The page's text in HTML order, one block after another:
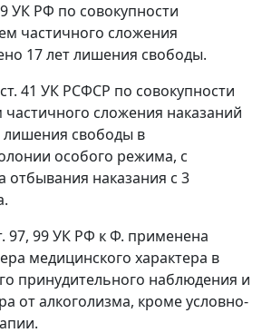
УК РФ по совокупности
частичного сложения
17 лет лишения свободы.
ст. 41 УК РСФСР по совокупности
сложения наказаний
лишения свободы в
особого режима, с
отбывания наказания с 3
97, 99УК РФ к Ф. применена
медицинского характера в
принудительного наблюдения и
от алкоголизма, кроме условно-